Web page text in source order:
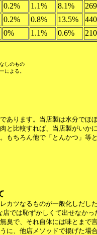
0.2% 1.1% 8.1%
0.2% 0.8% 13.5%
0% 1.1% 0.6%
しのもの
よる。
あります。当店製は水分でほ
と比較すれば、当店製がいか
もちろん他で「とんかつ」等
カツなるものが一般化しだし
では恥ずかしくて出せなかっ
臭で、それ自体には味とまで
に、他店メソッドで揚げた場